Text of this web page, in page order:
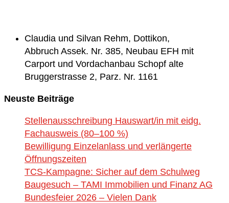
Claudia und Silvan Rehm, Dottikon,
Abbruch Assek. Nr. 385, Neubau EFH mit
Carport und Vordachanbau Schopf alte
Bruggerstrasse 2, Parz. Nr. 1161
Neuste Beiträge
Stellenausschreibung Hauswart/in mit eidg.
Fachausweis (80–100 %)
Bewilligung Einzelanlass und verlängerte
Öffnungszeiten
TCS-Kampagne: Sicher auf dem Schulweg
Baugesuch – TAMI Immobilien und Finanz AG
Bundesfeier 2026 – Vielen Dank